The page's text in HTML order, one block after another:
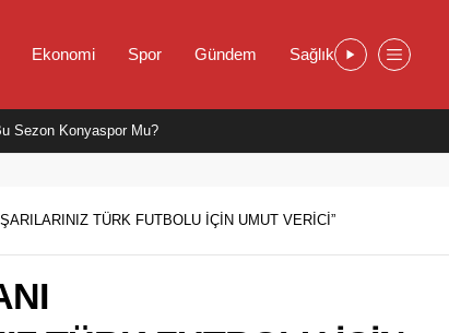
Ekonomi Spor Gündem Sağlık
Sezon Konyaspor Mu?
TÜRK FUTBOLU İÇİN UMUT VERİCİ”